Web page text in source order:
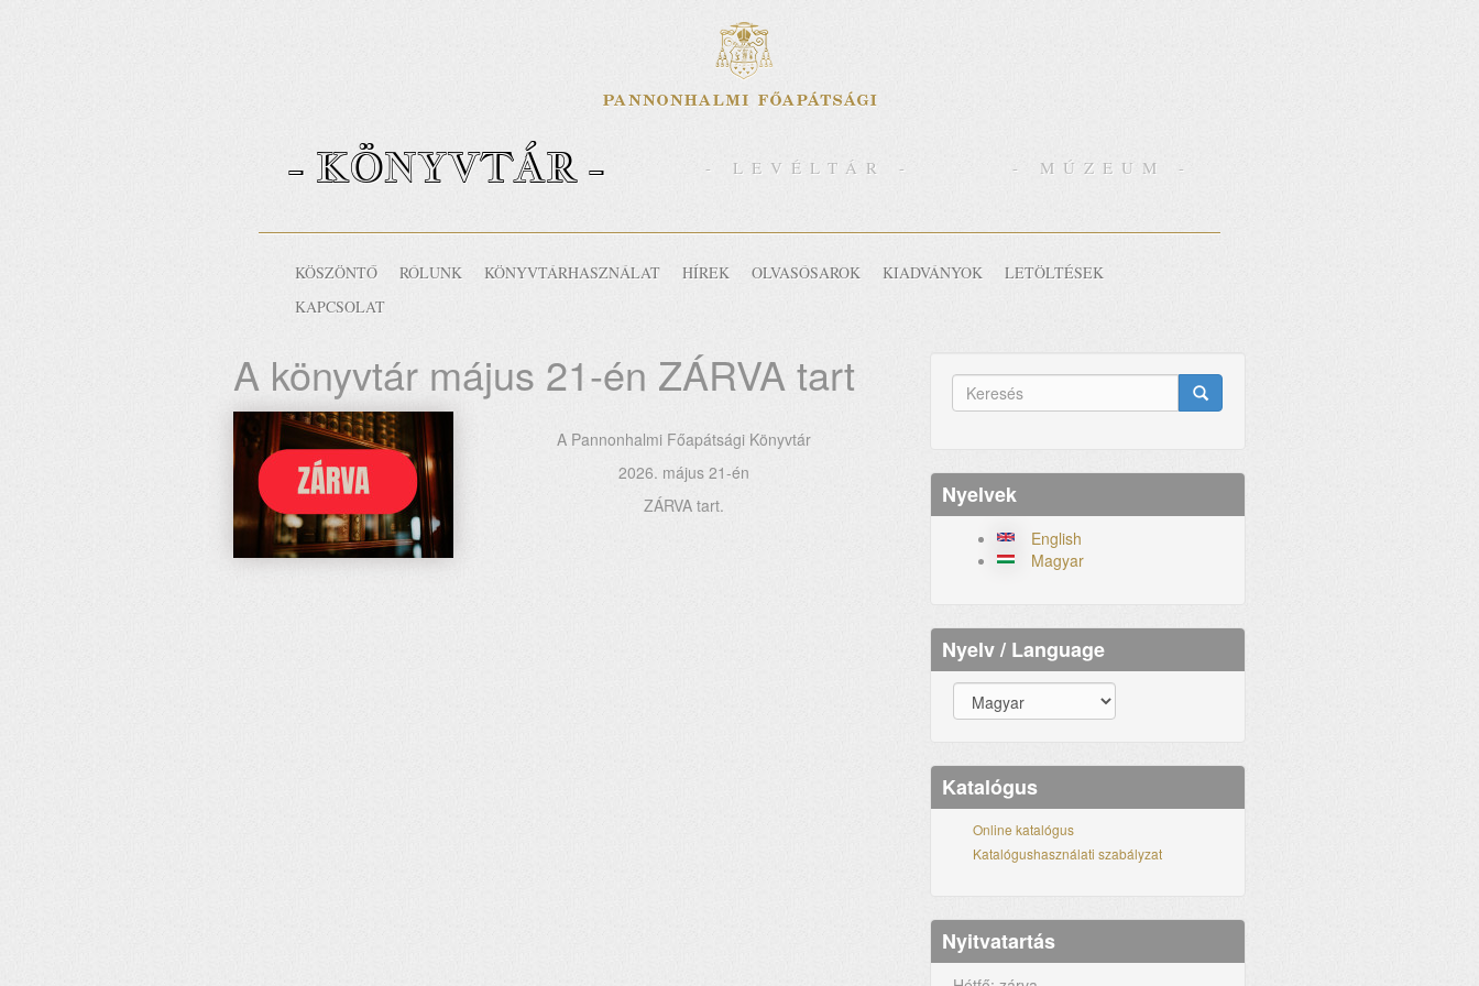
- KÖNYVTÁR - - LEVÉLTÁR - - MÚZEUM -
KÖSZÖNTŐ RÓLUNK KÖNYVTÁRHASZNÁLAT HÍREK OLVASÓSAROK KIADVÁNYOK
LETÖLTÉSEK
KAPCSOLAT
A könyvtár május 21-én ZÁRVA tart
A Pannonhalmi Főapátsági Könyvtár
2026. május 21-én
ZÁRVA tart.
Keresés
Nyelvek
English
Magyar
Nyelv / Language
Katalógus
Online katalógus
Katalógushasználati szabályzat
Nyitvatartás